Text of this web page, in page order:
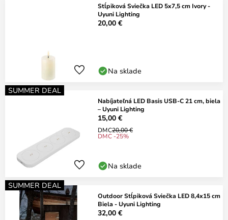
Stĺpiková Sviečka LED 5x7,5 cm Ivory -
Uyuni Lighting
20,00 €
Na sklade
SUMMER DEAL
Nabíjateľná LED Basis USB-C 21 cm, biela
– Uyuni Lighting
15,00 €
DMC20,00 €
DMC -25%
Na sklade
SUMMER DEAL
Outdoor Stĺpiková Sviečka LED 8,4x15 cm
Biela - Uyuni Lighting
32,00 €